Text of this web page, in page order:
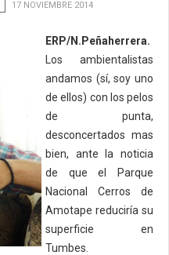
17 NOVIEMBRE 2014
ERP/N.Peñaherrera.
Los ambientalistas
andamos (sí, soy uno
de ellos) con los pelos
de punta,
desconcertados mas
bien, ante la noticia
de que el Parque
Nacional Cerros de
Amotape reduciría su
superficie en
Tumbes.